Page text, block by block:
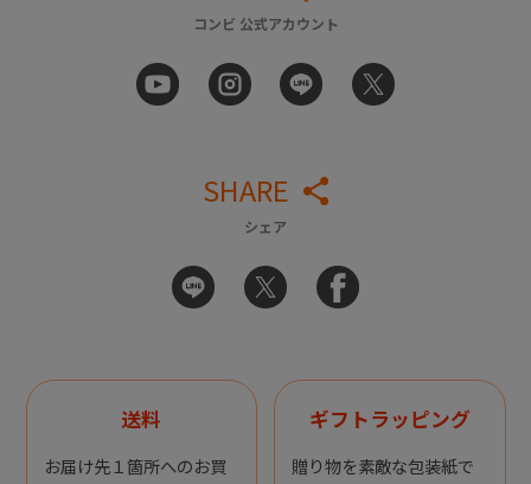
コンビ 公式アカウント
SHARE
シェア
送料
お届け先１箇所へのお買
ギフトラッピング
贈り物を素敵な包装紙で